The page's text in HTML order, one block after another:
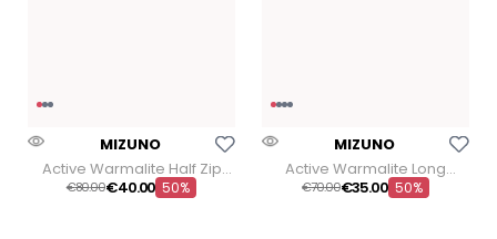
MIZUNO Aggiungi Alla Lista Dei Desideri
Active Warmalite Half Zip
Long Sleeve Jersey
€8000€40.00 50%
MIZUNO Aggiungi Alla Lista
Active Warmalite Long
Leggins
€7000€35.00 50%